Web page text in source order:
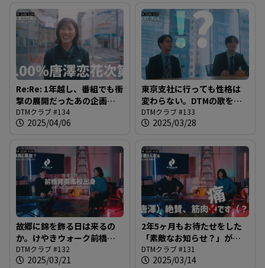
Re:Re: 1年越し、番組でも衝
撃の展開だったあの企画が
再び！チア・リターンズ開
始！＠DTMクラブ #134
DTMクラブ #134
2025/04/06
東京支社に行っても性格は
変わらない。DTMの歌を生
み出した２人の新たな要求
は「アルバムリリースの
#133
DTMクラブ #133
2025/03/28
故郷に錦を飾る日は来るの
か。けやきウォーク前橋に
等身大パネルとか、夢が大
きすぎやしませんか
DTMクラブ #132
2025/03/21
2年5ヶ月もお待たせをした
「素敵なお知らせ？」がよ
うやく＠DTMクラブ #131
DTMクラブ #131
2025/03/14